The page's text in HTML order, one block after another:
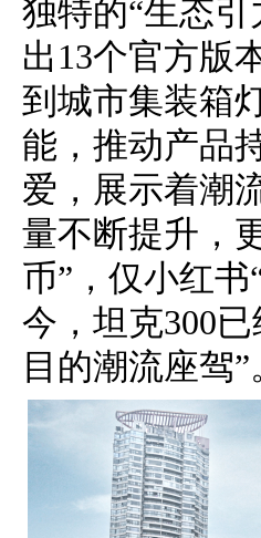
独特的“生态
出13个官方版
到城市集装箱
能，推动产品
爱，展示着潮
量不断提升，
币”，仅小红
今，坦克300
目的潮流座驾”